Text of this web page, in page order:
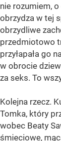
nie rozumiem,
obrzydza w tej
obrzydliwe
przedmiotowo
przyłapała go
w obrocie
za seks. To
Kolejna rzecz.
Tomka, który
wobec Beaty
śmieciowe,